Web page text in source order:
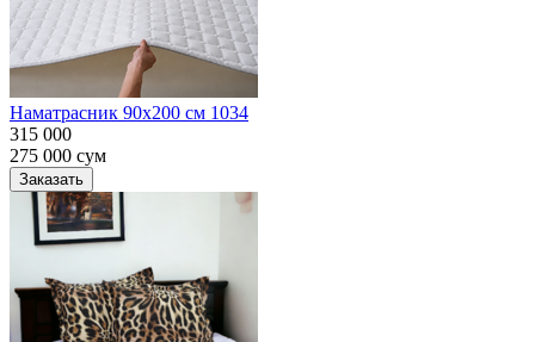
Наматрасник 90х200 см 1034
315 000
275 000 сум
Заказать